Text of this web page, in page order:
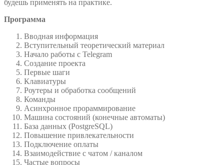
будешь применять на практике.
Программа
Вводная информация
Вступительный теоретический материал
Начало работы с Telegram
Создание проекта
Первые шаги
Клавиатуры
Роутеры и обработка сообщений
Команды
Асинхронное прораммирование
Машина состояний (конечные автоматы)
База данных (PostgreSQL)
Повышение привлекательности
Подключение оплаты
Взаимодействие с чатом / каналом
Частые вопросы